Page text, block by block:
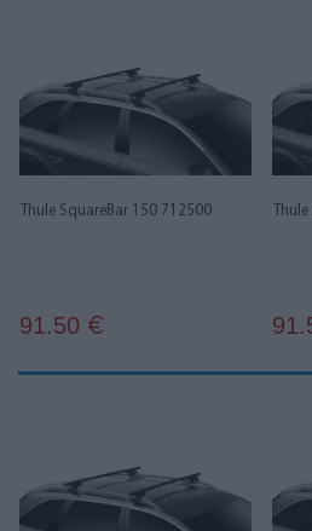
Thule SquareBar 150 712500
91.50 €